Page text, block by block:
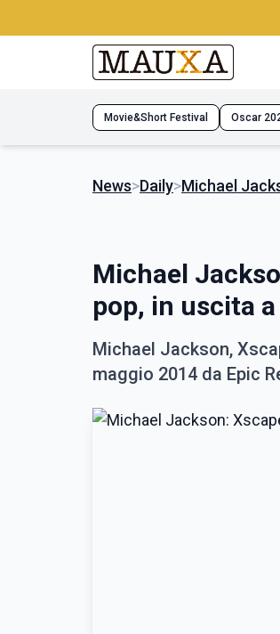
Movie&Short Festival Oscar
News>Daily>Michael
Michael
pop, in uscita
Michael Jackson,
maggio 2014 da Epic